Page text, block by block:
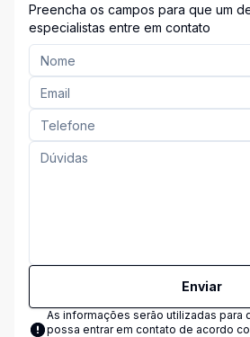
Preencha os campos para que um
especialistas entre em contato
Enviar
As informações serão utilizadas para
possa entrar em contato de acordo